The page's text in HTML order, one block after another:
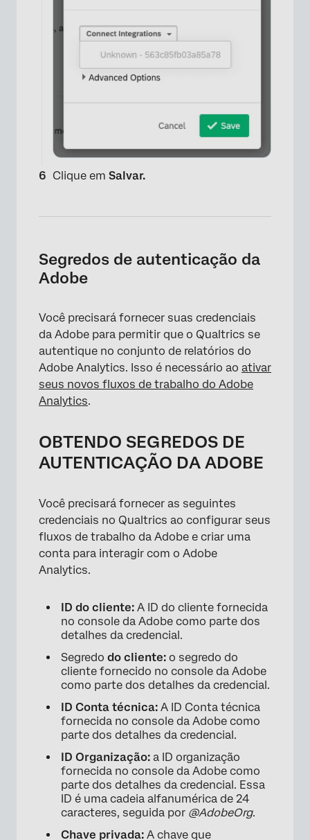
×
Clique em Salvar.
Segredos de autenticação da
Adobe
Você precisará fornecer suas credenciais
da Adobe para permitir que o Qualtrics se
autentique no conjunto de relatórios do
Adobe Analytics. Isso é necessário ao ativar
seus novos fluxos de trabalho do Adobe
Analytics.
OBTENDO SEGREDOS DE
AUTENTICAÇÃO DA ADOBE
Você precisará fornecer as seguintes
credenciais no Qualtrics ao configurar seus
fluxos de trabalho da Adobe e criar uma
conta para interagir com o Adobe
Analytics.
ID do cliente: A ID do cliente fornecida
no console da Adobe como parte dos
detalhes da credencial.
Segredo do cliente: o segredo do
cliente fornecido no console da Adobe
como parte dos detalhes da credencial.
ID Conta técnica: A ID Conta técnica
fornecida no console da Adobe como
parte dos detalhes da credencial.
ID Organização: a ID organização
fornecida no console da Adobe como
parte dos detalhes da credencial. Essa
ID é uma cadeia alfanumérica de 24
caracteres, seguida por @AdobeOrg.
Chave privada: A chave que